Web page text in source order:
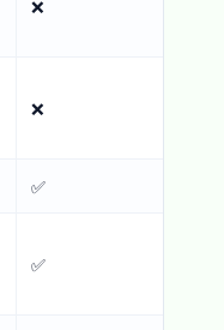
❌
❌
✅
✅